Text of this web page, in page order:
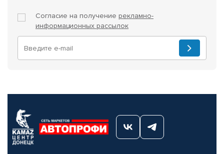
Согласие на получение рекламно-
информационных рассылок